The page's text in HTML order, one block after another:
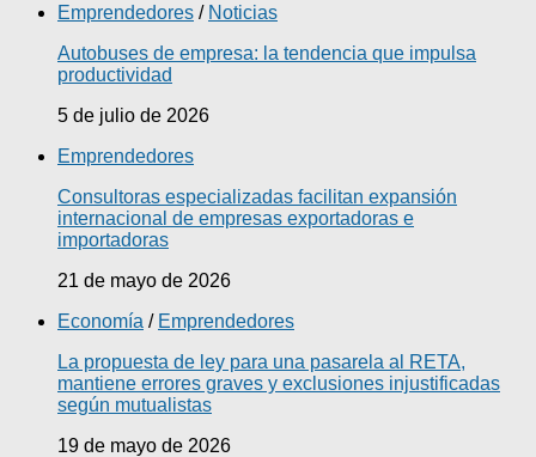
Emprendedores / Noticias
Autobuses de empresa: la tendencia que impulsa
productividad
5 de julio de 2026
Emprendedores
Consultoras especializadas facilitan expansión
internacional de empresas exportadoras e
importadoras
21 de mayo de 2026
Economía / Emprendedores
La propuesta de ley para una pasarela al RETA,
mantiene errores graves y exclusiones injustificadas
según mutualistas
19 de mayo de 2026